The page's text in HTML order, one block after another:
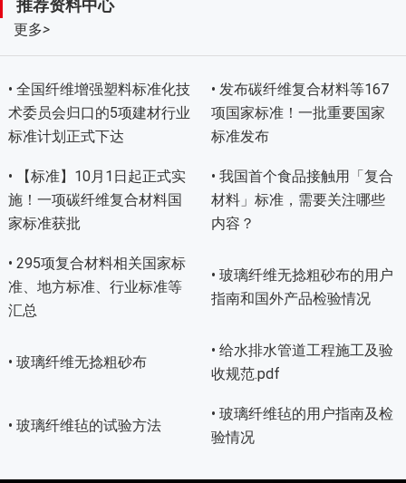
推荐资料中心
更多>
• 全国纤维增强塑料标准化技
术委员会归口的5项建材行业
标准计划正式下达
• 发布碳纤维复合材料等167
项国家标准！一批重要国家
标准发布
• 【标准】10月1日起正式实
施！一项碳纤维复合材料国
家标准获批
• 我国首个食品接触用「复合
材料」标准，需要关注哪些
内容？
• 295项复合材料相关国家标
准、地方标准、行业标准等
汇总
• 玻璃纤维无捻粗砂布的用户
指南和国外产品检验情况
• 玻璃纤维无捻粗砂布
• 给水排水管道工程施工及验
收规范.pdf
• 玻璃纤维毡的试验方法
• 玻璃纤维毡的用户指南及检
验情况